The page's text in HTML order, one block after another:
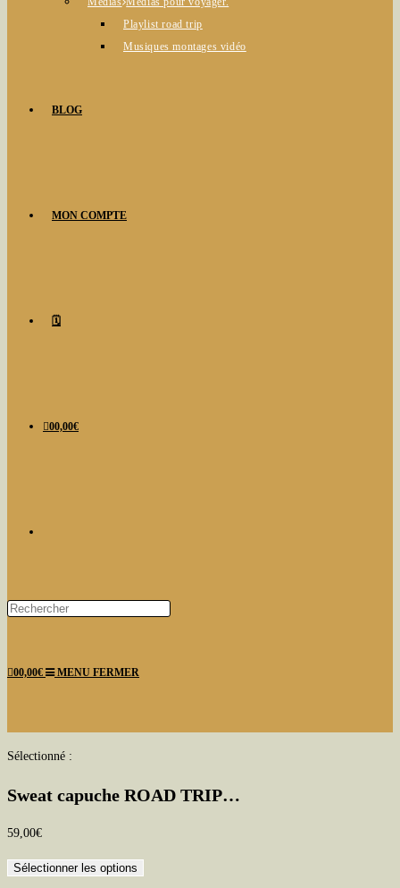
Playlist road trip
Musiques montages vidéo
BLOG
MON COMPTE
🗓️
00,00€
00,00€ MENU FERMER
Sélectionné :
Sweat capuche ROAD TRIP…
59,00€
Sélectionner les options